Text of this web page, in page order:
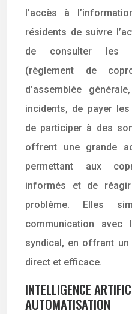
l’accès à
résidents de suivre
de consulter les
(règlement de
d’assemblée
incidents, de payer les
de participer à des
offrent une grande
permettant aux
informés et de
problème. Elles
communication
syndical, en offrant un
direct et efficace.
INTELLIGENCE
AUTOMATISATION